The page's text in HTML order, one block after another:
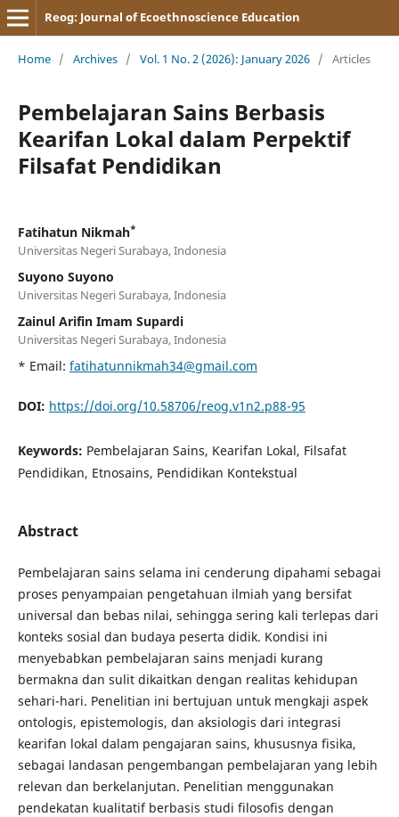
Reog: Journal of Ecoethnoscience Education
Home / Archives / Vol. 1 No. 2 (2026): January 2026 / Articles
Pembelajaran Sains Berbasis
Kearifan Lokal dalam Perpektif
Filsafat Pendidikan
Fatihatun Nikmah*
Universitas Negeri Surabaya, Indonesia
Suyono Suyono
Universitas Negeri Surabaya, Indonesia
Zainul Arifin Imam Supardi
Universitas Negeri Surabaya, Indonesia
* Email: fatihatunnikmah34@gmail.com
DOI: https://doi.org/10.58706/reog.v1n2.p88-95
Keywords: Pembelajaran Sains, Kearifan Lokal, Filsafat
Pendidikan, Etnosains, Pendidikan Kontekstual
Abstract
Pembelajaran sains selama ini cenderung dipahami sebagai
proses penyampaian pengetahuan ilmiah yang bersifat
universal dan bebas nilai, sehingga sering kali terlepas dari
konteks sosial dan budaya peserta didik. Kondisi ini
menyebabkan pembelajaran sains menjadi kurang
bermakna dan sulit dikaitkan dengan realitas kehidupan
sehari-hari. Penelitian ini bertujuan untuk mengkaji aspek
ontologis, epistemologis, dan aksiologis dari integrasi
kearifan lokal dalam pengajaran sains, khususnya fisika,
sebagai landasan pengembangan pembelajaran yang lebih
relevan dan berkelanjutan. Penelitian menggunakan
pendekatan kualitatif berbasis studi filosofis dengan